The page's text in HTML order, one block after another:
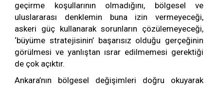
geçirme koşullarının olmadığını, bölgesel ve
uluslararası denklemin buna izin vermeyeceği,
askeri güç kullanarak sorunların çözülemeyeceği,
‘büyüme stratejisinin’ başarısız olduğu gerçeğinin
görülmesi ve yanlıştan ısrar edilmemesi gerektiği
de çok açıktır.
Ankara’nın bölgesel değişimleri doğru okuyarak